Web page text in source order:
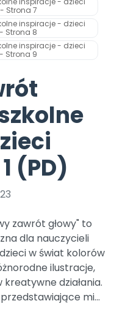
(PD)
zawrót głowy" to
dla nauczycieli
w świat kolorów
ilustracje,
działania.
mi...